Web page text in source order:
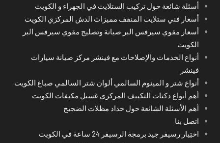
أسئلة شائعة حول تركيب الستلايت في الجهراء و الكويت
أسعار فني ستلايت المنقف مميزات الدش المركزي الكويت
أسعار مقوي سيرفس البر صيانة وتصليح مقوي سيرفس البر
الكويت
أنواع الخدمات والإصلاحات مع فينشر مركز صيانة سيارات
فينشر
أنواع شتر و المينوم السالمي ألوان شتر السالمي صباغ الكويت
أهم أنواع دكتات التكييف المركزي غسيل مكيفات الكويت
أهم الأسئلة الشائعة حول حداد مظلات الضجيج
اتصل بنا
اختِيار رسيفر جيد برمجة الرسيفر 24 ساعة في الكويت